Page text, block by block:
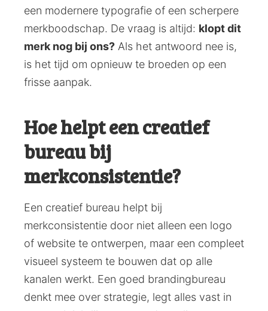
een modernere typografie of een scherpere
merkboodschap. De vraag is altijd: klopt dit
merk nog bij ons? Als het antwoord nee is,
is het tijd om opnieuw te broeden op een
frisse aanpak.
Hoe helpt een creatief
bureau bij
merkconsistentie?
Een creatief bureau helpt bij
merkconsistentie door niet alleen een logo
of website te ontwerpen, maar een compleet
visueel systeem te bouwen dat op alle
kanalen werkt. Een goed brandingbureau
denkt mee over strategie, legt alles vast in